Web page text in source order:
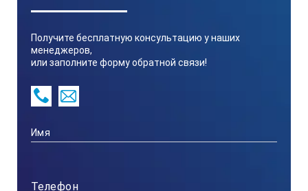
Получите бесплатную консультацию у наших
менеджеров,
или заполните форму обратной связи!